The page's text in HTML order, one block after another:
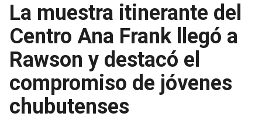
La muestra itinerante del
Centro Ana Frank llegó a
Rawson y destacó el
compromiso de jóvenes
chubutenses